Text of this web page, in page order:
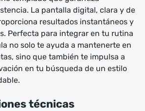
La pantalla digital, clara y de
resultados instantáneos y
Perfecta para integrar en tu rutina
no solo te ayuda a mantenerte en
sino que también te impulsa a
en tu búsqueda de un estilo
técnicas